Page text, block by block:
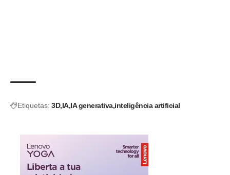
Etiquetas: 3D IA IA generativa inteligência artificial